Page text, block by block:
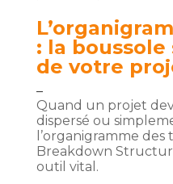
: la
de votre
–
Quand un projet
dispersé ou
l’organigramme
Breakdown
outil vital.